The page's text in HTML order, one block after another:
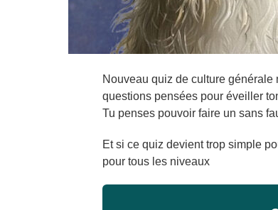
Nouveau quiz de culture
questions pensées pour éveiller
Tu penses pouvoir faire un sans
Et si ce quiz devient trop simple
pour tous les niveaux